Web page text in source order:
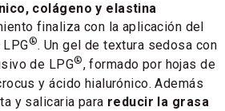
colágeno y elastina
finaliza con la aplicación del
LPG®. Un gel de textura sedosa con
de LPG®, formado por hojas de
y ácido hialurónico. Además
y salicaria para reducir la grasa